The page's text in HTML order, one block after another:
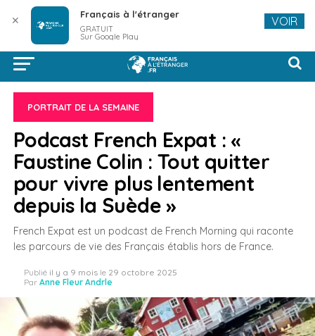
PORTRAIT DE LA SEMAINE
Podcast French Expat : «
Faustine Colin : Tout quitter
pour vivre plus lentement
depuis la Suède »
French Expat est un podcast de French Morning qui raconte
les parcours de vie des Français établis hors de France.
Publié il y a 9 mois le 29 octobre 2025
Par Anne Fleur Andrle
✕ Français à l'étranger
GRATUIT
Sur Google Play
VOIR